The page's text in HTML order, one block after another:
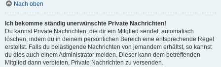
Nach oben
Ich bekomme ständig unerwünschte Private Nachrichten!
Du kannst Private Nachrichten, die dir ein Mitglied sendet, automatisch
löschen, indem du in deinem persönlichen Bereich eine entsprechende Regel
erstellst. Falls du belästigende Nachrichten von jemandem erhältst, so kannst
du dies auch einem Administrator melden. Dieser kann dem betreffenden
Mitglied dann verbieten, Private Nachrichten zu versenden.